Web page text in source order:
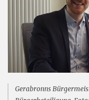
Gerabronns